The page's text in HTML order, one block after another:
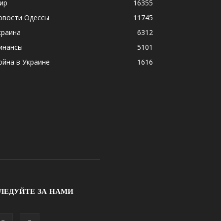
16355
Одессы
11745
6312
5101
в Украине
1616
ЗА НАМИ